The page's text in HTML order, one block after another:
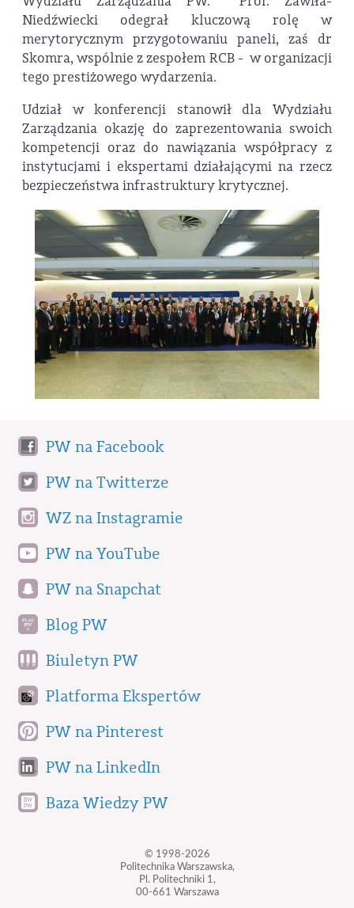
Niedźwiecki odegrał kluczową rolę w
merytorycznym przygotowaniu paneli, zaś dr
Skomra, wspólnie z zespołem RCB - w organizacji
tego prestiżowego wydarzenia.
Udział w konferencji stanowił dla Wydziału
Zarządzania okazję do zaprezentowania swoich
kompetencji oraz do nawiązania współpracy z
instytucjami i ekspertami działającymi na rzecz
bezpieczeństwa infrastruktury krytycznej.
PW na Facebook
PW na Twitterze
WZ na Instagramie
PW na YouTube
PW na Snapchat
Blog PW
Biuletyn PW
Platforma Ekspertów
PW na Pinterest
PW na LinkedIn
Baza Wiedzy PW
© 1998-2026
Politechnika Warszawska,
Pl. Politechniki 1,
00-661 Warszawa